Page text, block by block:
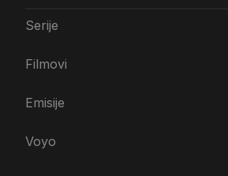
Serije
Filmovi
Emisije
Voyo